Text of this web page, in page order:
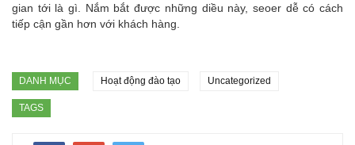
gian tới là gì. Nắm bắt được những diều này, seoer dễ có cách
tiếp cận gần hơn với khách hàng.
DANH MỤC Hoạt động đào tạo Uncategorized
TAGS